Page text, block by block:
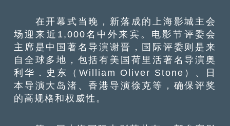
在开幕式当晚，新落成的上海影城主会
场迎来近1,000名中外来宾。电影节评委会
主席是中国著名导演谢晋，国际评委则是来
自全球多地，包括有美国荷里活著名导演奥
利华．史东（William Oliver Stone）、日
本导演大岛渚、香港导演徐克等，确保评奖
的高规格和权威性。